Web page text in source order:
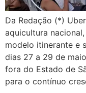
Da Redação (*)
aquicultura
modelo itinerante e
dias 27 a 29 de
fora do Estado de
para o contínuo